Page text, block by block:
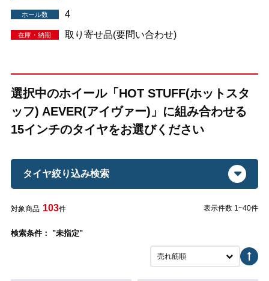
ホール数 4
在庫・納期 取り寄せ品(要問い合わせ)
選択中のホイール「HOT STUFF(ホットスタ
ッフ) AEVER(アイヴァー)」に組み合わせる
15インチのタイヤをお選びください
タイヤ絞り込み検索
対象商品 103件 表示件数 1~40件
検索条件： "未指定"
売れ筋順